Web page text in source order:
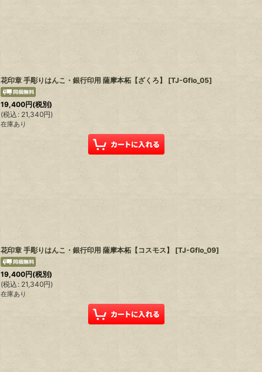
花印章 手彫りはんこ・銀行印用 薩摩本柘【ざくろ】 [TJ-Gflo_05]
19,400円(税別)
(税込 : 21,340円)
在庫あり
花印章 手彫りはんこ・銀行印用 薩摩本柘【コスモス】 [TJ-Gflo_09]
19,400円(税別)
(税込 : 21,340円)
在庫あり